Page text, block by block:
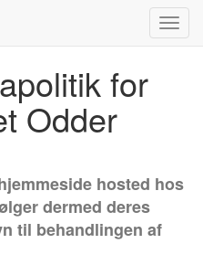
for
Odder
hosted hos
dermed deres
til behandlingen af